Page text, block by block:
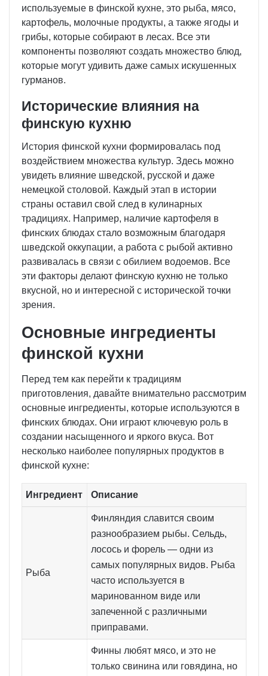
используемые в финской кухне, это рыба, мясо,
картофель, молочные продукты, а также ягоды и
грибы, которые собирают в лесах. Все эти
компоненты позволяют создать множество блюд,
которые могут удивить даже самых искушенных
гурманов.
Исторические влияния на
финскую кухню
История финской кухни формировалась под
воздействием множества культур. Здесь можно
увидеть влияние шведской, русской и даже
немецкой столовой. Каждый этап в истории
страны оставил свой след в кулинарных
традициях. Например, наличие картофеля в
финских блюдах стало возможным благодаря
шведской оккупации, а работа с рыбой активно
развивалась в связи с обилием водоемов. Все
эти факторы делают финскую кухню не только
вкусной, но и интересной с исторической точки
зрения.
Основные ингредиенты
финской кухни
Перед тем как перейти к традициям
приготовления, давайте внимательно рассмотрим
основные ингредиенты, которые используются в
финских блюдах. Они играют ключевую роль в
создании насыщенного и яркого вкуса. Вот
несколько наиболее популярных продуктов в
финской кухне:
Ингредиент Описание
Рыба
Финляндия славится своим
разнообразием рыбы. Сельдь,
лосось и форель — одни из
самых популярных видов. Рыба
часто используется в
маринованном виде или
запеченной с различными
приправами.
Финны любят мясо, и это не
только свинина или говядина, но